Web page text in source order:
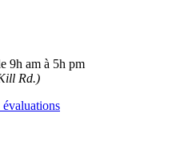
9h am à 5h pm
Rd.)
évaluations